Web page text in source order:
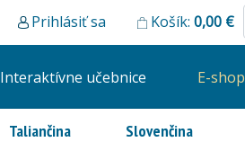
Prihlásiť sa Košík: 0,00 €
Interaktívne učebnice E-shop
Taliančina Slovenčina